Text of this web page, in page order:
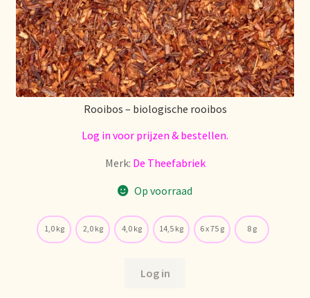
Our vision on tea
Over ons
Pagos y descuentos
Pedidos y plazos de entrega
Personal Branding
Rooibos – biologische rooibos
Log in voor prijzen & bestellen.
Merk: De Theefabriek
Op voorraad
1,0 kg 2,0 kg 4,0 kg 14,5 kg 6 x 75 g 8 g
Log in